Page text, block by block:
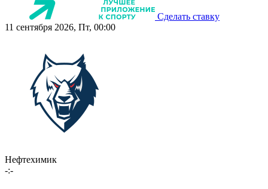
Сделать ставку
11 сентября 2026, Пт, 00:00
Нефтехимик
-:-